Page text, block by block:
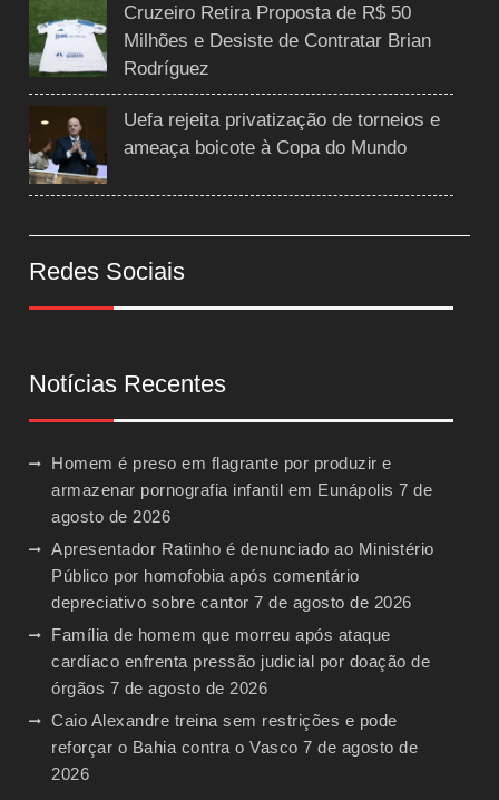
Cruzeiro Retira Proposta de R$ 50
Milhões e Desiste de Contratar Brian
Rodríguez
Uefa rejeita privatização de torneios e
ameaça boicote à Copa do Mundo
Redes Sociais
Notícias Recentes
Homem é preso em flagrante por produzir e
armazenar pornografia infantil em Eunápolis 7 de
agosto de 2026
Apresentador Ratinho é denunciado ao Ministério
Público por homofobia após comentário
depreciativo sobre cantor 7 de agosto de 2026
Família de homem que morreu após ataque
cardíaco enfrenta pressão judicial por doação de
órgãos 7 de agosto de 2026
Caio Alexandre treina sem restrições e pode
reforçar o Bahia contra o Vasco 7 de agosto de
2026